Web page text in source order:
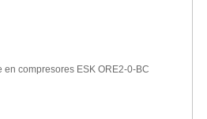
compresores ESK ORE2-0-BC